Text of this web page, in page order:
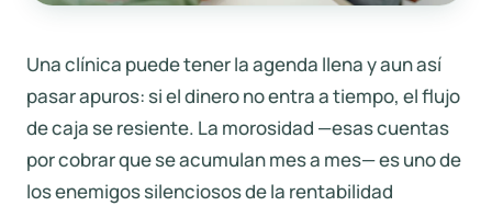
Una clínica puede tener la agenda llena y aun así
pasar apuros: si el dinero no entra a tiempo, el flujo
de caja se resiente. La morosidad —esas cuentas
por cobrar que se acumulan mes a mes— es uno de
los enemigos silenciosos de la rentabilidad